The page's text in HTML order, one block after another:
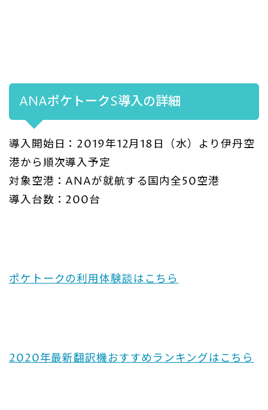
ANAポケトークS導入の詳細
導入開始日：2019年12月18日（水）より伊丹空
港から順次導入予定
対象空港：ANAが就航する国内全50空港
導入台数：200台
ポケトークの利用体験談はこちら
2020年最新翻訳機おすすめランキングはこちら